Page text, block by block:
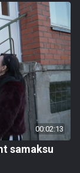
00:02:13
samaksu